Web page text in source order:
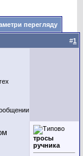
перегляду
#1
тросы
ручника